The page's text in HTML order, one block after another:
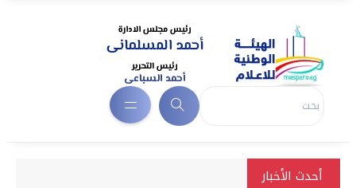
أحدث الأخبار